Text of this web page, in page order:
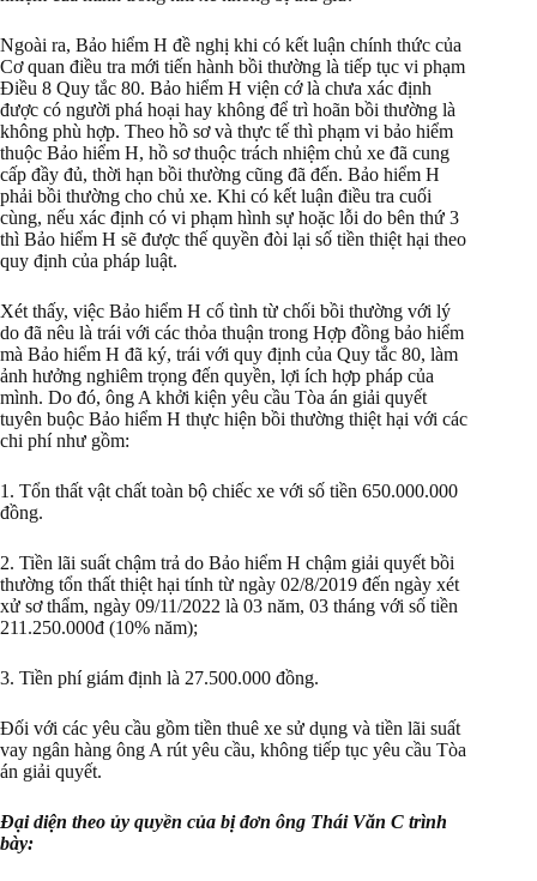
Ngoài ra, Bảo hiểm H đề nghị khi có kết luận chính thức của
Cơ quan điều tra mới tiến hành bồi thường là tiếp tục vi phạm
Điều 8 Quy tắc 80. Bảo hiểm H viện cớ là chưa xác định
được có người phá hoại hay không để trì hoãn bồi thường là
không phù hợp. Theo hồ sơ và thực tế thì phạm vi bảo hiểm
thuộc Bảo hiểm H, hồ sơ thuộc trách nhiệm chủ xe đã cung
cấp đầy đủ, thời hạn bồi thường cũng đã đến. Bảo hiểm H
phải bồi thường cho chủ xe. Khi có kết luận điều tra cuối
cùng, nếu xác định có vi phạm hình sự hoặc lỗi do bên thứ 3
thì Bảo hiểm H sẽ được thế quyền đòi lại số tiền thiệt hại theo
quy định của pháp luật.
Xét thấy, việc Bảo hiểm H cố tình từ chối bồi thường với lý
do đã nêu là trái với các thỏa thuận trong Hợp đồng bảo hiểm
mà Bảo hiểm H đã ký, trái với quy định của Quy tắc 80, làm
ảnh hưởng nghiêm trọng đến quyền, lợi ích hợp pháp của
mình. Do đó, ông A khởi kiện yêu cầu Tòa án giải quyết
tuyên buộc Bảo hiểm H thực hiện bồi thường thiệt hại với các
chi phí như gồm:
1. Tổn thất vật chất toàn bộ chiếc xe với số tiền 650.000.000
đồng.
2. Tiền lãi suất chậm trả do Bảo hiểm H chậm giải quyết bồi
thường tổn thất thiệt hại tính từ ngày 02/8/2019 đến ngày xét
xử sơ thẩm, ngày 09/11/2022 là 03 năm, 03 tháng với số tiền
211.250.000đ (10% năm);
3. Tiền phí giám định là 27.500.000 đồng.
Đối với các yêu cầu gồm tiền thuê xe sử dụng và tiền lãi suất
vay ngân hàng ông A rút yêu cầu, không tiếp tục yêu cầu Tòa
án giải quyết.
Đại diện theo ủy quyền của bị đơn ông Thái Văn C trình
bày: